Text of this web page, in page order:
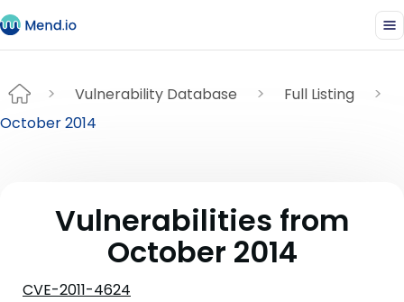
Vulnerability Database
Full Listing
October 2014
Vulnerabilities from
October 2014
CVE-2011-4624